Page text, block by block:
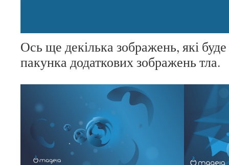
Ось ще декілька зображень, які
пакунка додаткових зображень тла.